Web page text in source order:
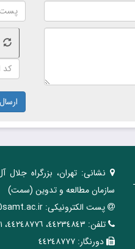
نشانی: تهران، ‌بزرگراه ‌جلال
سازمان مطالعه و تدوین‌ (سمت)
پست الکترونیکی:
تلفن: ٤٤٢٣٤٨٤٣، ٤٤٢٤٨٧٧٦، ٤٤٢٤٧٦٣١
دورنگار: ٤٤٢٤٨٧٧٧